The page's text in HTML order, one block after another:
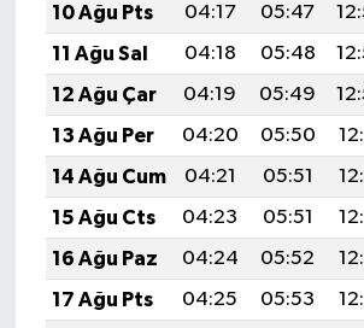
10 Ağu Pts
04:17 05:47
11 Ağu Sal
04:18 05:48
12 Ağu Çar
04:19 05:49
13 Ağu Per
04:20 05:50
14 Ağu Cum
04:21 05:51
15 Ağu Cts
04:23 05:51
16 Ağu Paz
04:24 05:52
17 Ağu Pts
04:25 05:53